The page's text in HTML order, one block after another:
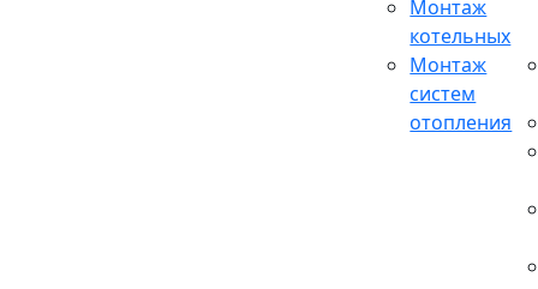
Монтаж
котельных
Монтаж
систем
отопления